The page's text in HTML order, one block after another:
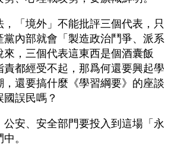
，「境外」不能批評三個代表，只
黨內部就會「製造政治鬥爭、派系
來，三個代表這東西是個酒囊飯
責都經受不起，那爲何還要興起學
，還要搞什麼《學習綱要》的座談
誤民嗎？
公安、安全部門要投入到這場「永
。